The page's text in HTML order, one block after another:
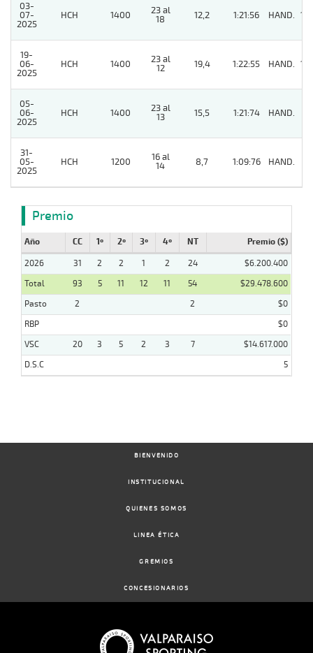
03-
07-
2025
HCH 1400
23 al
18
12,2 1:21:56 HAND. 10
19-
06-
2025
HCH 1400
23 al
12
19,4 1:22:55 HAND. 10
05-
06-
2025
HCH 1400
23 al
13
15,5 1:21:74 HAND.
31-
05-
2025
HCH 1200
16 al
14
8,7 1:09:76 HAND.
Premio
Año CC 1º 2º 3º 4º NT Premio ($)
2026 31 2 2 1 2 24
$6.200.400
Total
93 5 11 12 11 54
$29.478.600
Pasto
2 2
$0
RBP
$0
VSC
20 3 5 2 3 7
$14.617.000
D.S.C
5
BIENVENIDO
INSTITUCIONAL
QUIENES SOMOS
LINEA ÉTICA
GREMIOS
CONCESIONARIOS